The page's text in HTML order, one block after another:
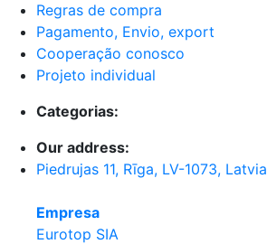
Regras de compra
Pagamento, Envio, export
Cooperação conosco
Projeto individual
Categorias:
Our address:
Piedrujas 11, Rīga, LV-1073, Latvia
Empresa
Eurotop SIA